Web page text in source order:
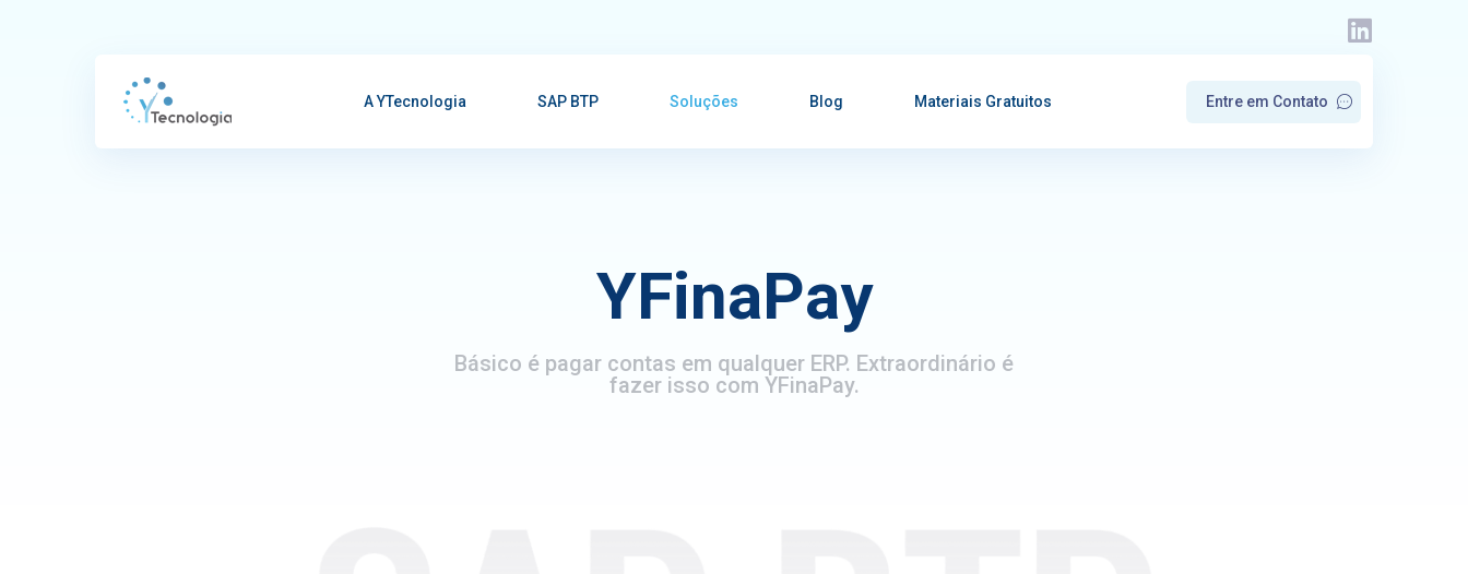
A YTecnologia SAP BTP Soluções Blog Materiais Gratuitos Entre em Contato
YFinaPay
Básico é pagar contas em qualquer ERP. Extraordinário é
fazer isso com YFinaPay.